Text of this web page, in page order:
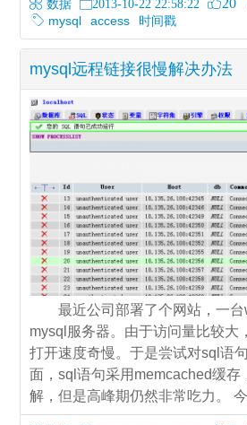
数据 2013-10-22 22:58:22
mysql
access 时间戳
mysql远程链接很慢解决办法
最近公司部署了个网站，一
mysql服务器。由于访问量比较大
打开速度奇慢。于是尝试对sql语
面，sql语句采用memcached缓存
解，但是高峰期仍然非常吃力。